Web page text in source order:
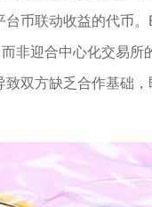
币联动收益的代币
非迎合中心化交易
双方缺乏合作基础